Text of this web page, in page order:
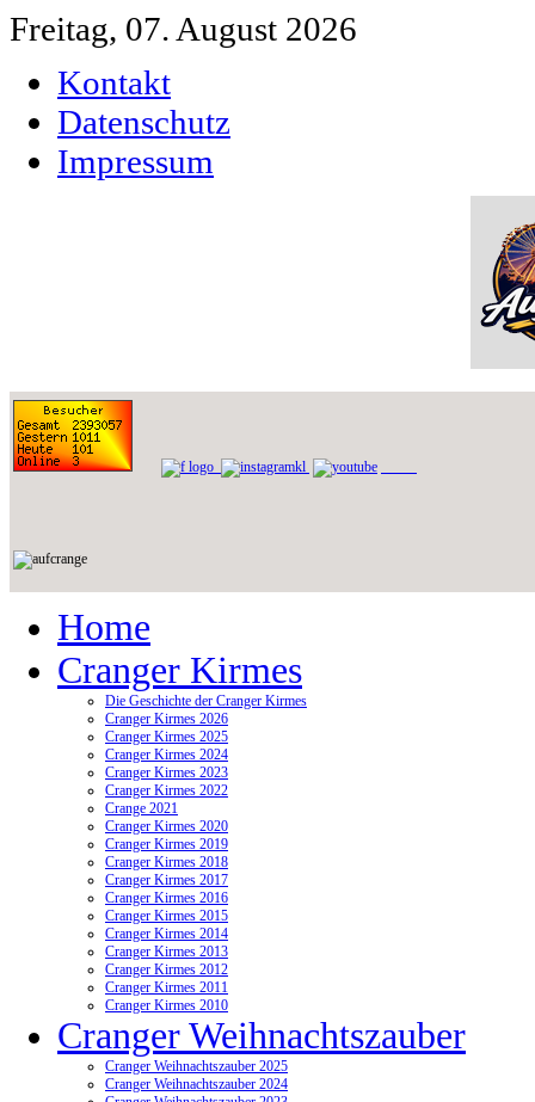
Freitag, 07. August 2026
Kontakt
Datenschutz
Impressum
Home
Cranger Kirmes
Die Geschichte der Cranger Kirmes
Cranger Kirmes 2026
Cranger Kirmes 2025
Cranger Kirmes 2024
Cranger Kirmes 2023
Cranger Kirmes 2022
Crange 2021
Cranger Kirmes 2020
Cranger Kirmes 2019
Cranger Kirmes 2018
Cranger Kirmes 2017
Cranger Kirmes 2016
Cranger Kirmes 2015
Cranger Kirmes 2014
Cranger Kirmes 2013
Cranger Kirmes 2012
Cranger Kirmes 2011
Cranger Kirmes 2010
Cranger Weihnachtszauber
Cranger Weihnachtszauber 2025
Cranger Weihnachtszauber 2024